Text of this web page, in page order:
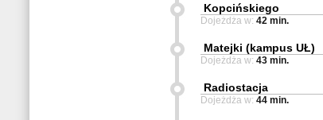
Kopcińskiego
Dojeżdża w: 42 min.
Matejki (kampus UŁ)
Dojeżdża w: 43 min.
Radiostacja
Dojeżdża w: 44 min.